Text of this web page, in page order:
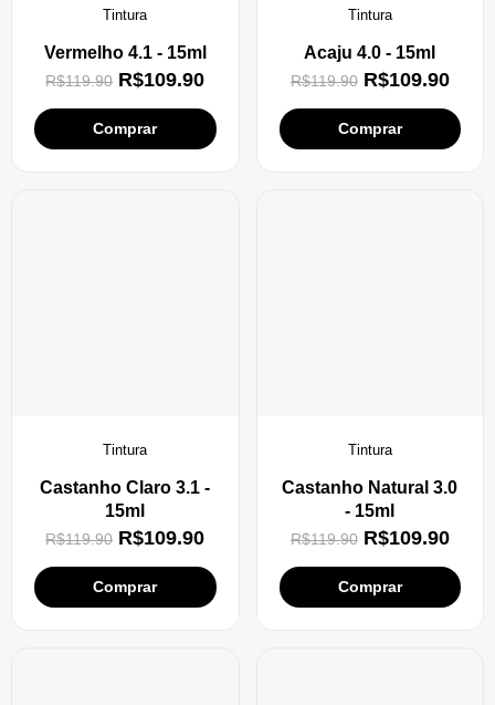
Tintura
Vermelho 4.1 - 15ml
R$119.90 R$109.90
Comprar
Tintura
Acaju 4.0 - 15ml
R$119.90 R$109.90
Comprar
Tintura
Castanho Claro 3.1 -
15ml
R$119.90 R$109.90
Comprar
Tintura
Castanho Natural 3.0
- 15ml
R$119.90 R$109.90
Comprar